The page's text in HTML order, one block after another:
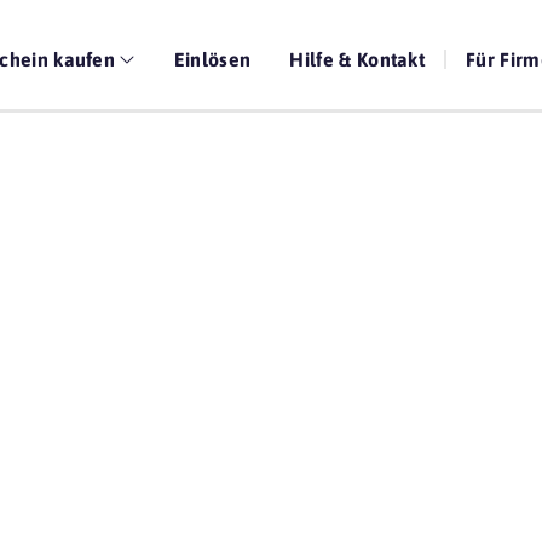
kaufen Einlösen Hilfe & Kontakt Für